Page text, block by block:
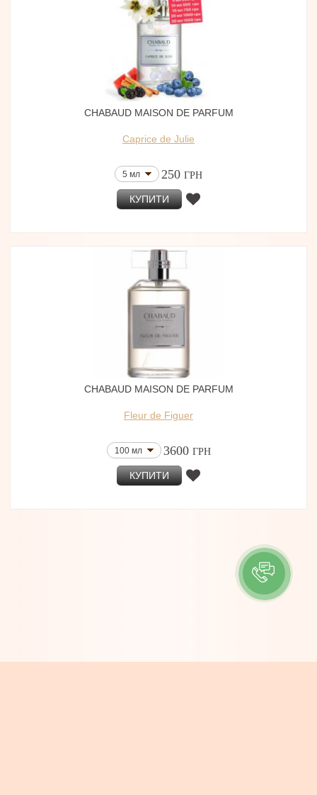
CHABAUD MAISON DE PARFUM
Caprice de Julie
5 мл 250 ГРН
КУПИТИ
CHABAUD MAISON DE PARFUM
Fleur de Figuer
100 мл 3600 ГРН
КУПИТИ